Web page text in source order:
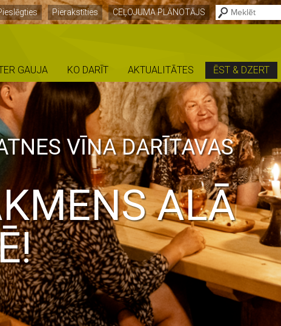
Pierakstīties CEĻOJUMA PLĀNOTĀJS
GAUJA KO DARĪT AKTUALITĀTES ĒST & DZERT
VĪNA DARĪTAVAS
ALĀ